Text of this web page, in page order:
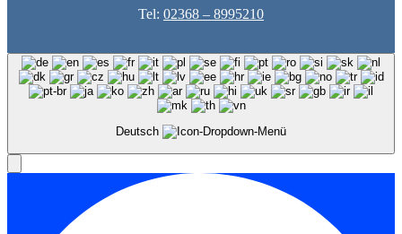
Tel: 02368 – 8995210
Deutsch